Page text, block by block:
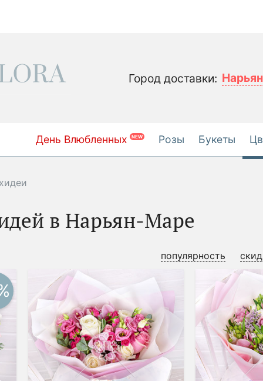
Город доставки:
День Влюбленных NEW Розы Букеты
в Нарьян-Маре
популярность